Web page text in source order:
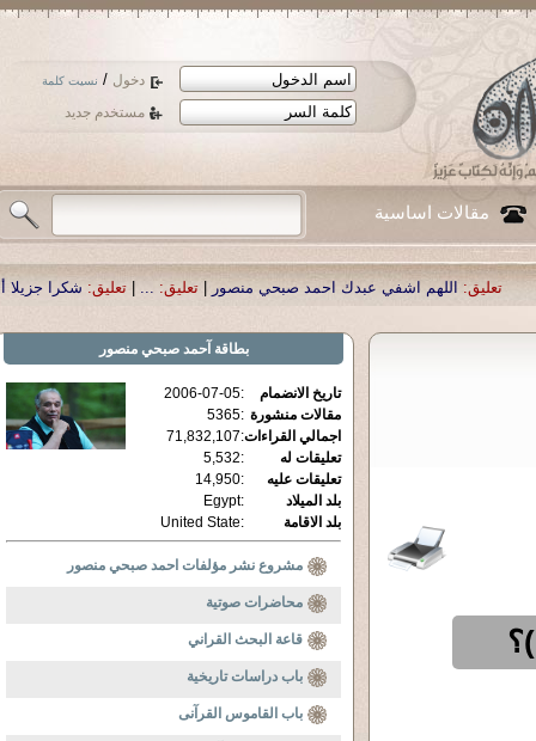
دخول / نسيت كلمة
مستخدم جديد
مقالات اساسية
اشفي عبدك احمد صبحي منصور| تعليق: ...
|تعليق: شكرا جزيلا أستاذ حمد
بطاقة آحمد صبحي منصور
تاريخ الانضمام :
2006-07-05
مقالات منشورة :
5365
اجمالي القراءات:
71,832,107
تعليقات له
:
5,532
تعليقات عليه
:
14,950
بلد الميلاد
:
Egypt
بلد الاقامة
:
United State
مشروع نشر مؤلفات احمد صبحي منصور
محاضرات صوتية
قاعة البحث القراني
باب دراسات تاريخية
باب القاموس القرآنى